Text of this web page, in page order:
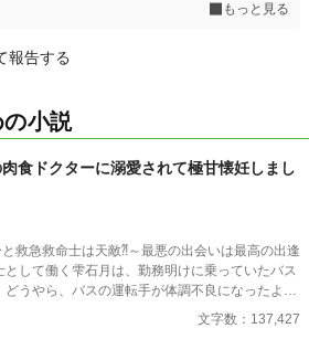
もっと見る
報告する
小説
食ドクターに溺愛されて極甘懐妊しまし
と救急救命士は天敵⁈～最悪の出会いは最高の出逢
のマスク姿の男がAEDを持ってバスに乗り込ん
文字数：137,427